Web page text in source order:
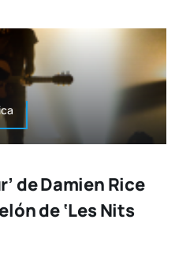
de Damien Rice
de ‘Les Nits